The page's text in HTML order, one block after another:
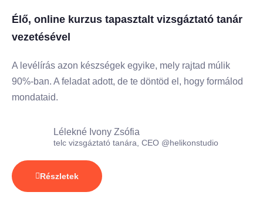
Élő, online kurzus tapasztalt vizsgáztató tanár
vezetésével
A levélírás azon készségek egyike, mely rajtad múlik
90%-ban. A feladat adott, de te döntöd el, hogy formálod
mondataid.
Lélekné Ivony Zsófia
telc vizsgáztató tanára, CEO @helikonstudio
Részletek